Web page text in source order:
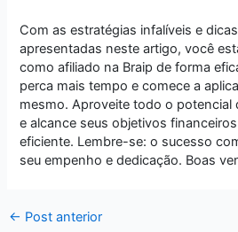
Com as estratégias infalíveis e
apresentadas neste artigo, você
como afiliado na Braip de forma
perca mais tempo e comece a
mesmo. Aproveite todo o potencial
e alcance seus objetivos
eficiente. Lembre-se: o sucesso
seu empenho e dedicação. Boas
← Post anterior